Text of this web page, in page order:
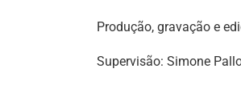
Produção, gravação e
Supervisão: Simone